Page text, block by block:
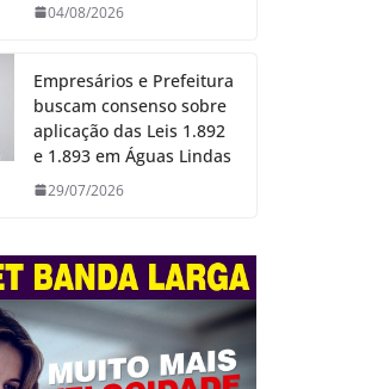
04/08/2026
Empresários e Prefeitura
buscam consenso sobre
aplicação das Leis 1.892
e 1.893 em Águas Lindas
29/07/2026